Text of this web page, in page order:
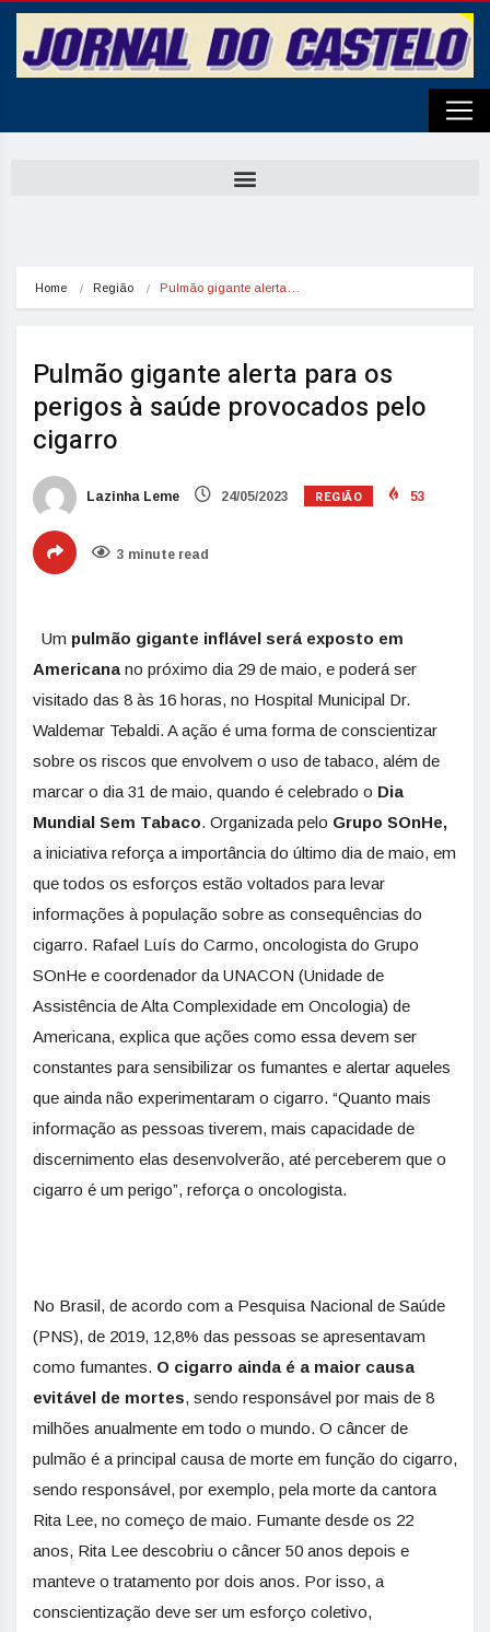
Home Região Pulmão gigante alerta…
Pulmão gigante alerta para os
perigos à saúde provocados pelo
cigarro
Lazinha Leme 24/05/2023 REGIÃO 53
3 minute read
Um pulmão gigante inflável será exposto em
Americana no próximo dia 29 de maio, e poderá ser
visitado das 8 às 16 horas, no Hospital Municipal Dr.
Waldemar Tebaldi. A ação é uma forma de conscientizar
sobre os riscos que envolvem o uso de tabaco, além de
marcar o dia 31 de maio, quando é celebrado o Dia
Mundial Sem Tabaco. Organizada pelo Grupo SOnHe,
a iniciativa reforça a importância do último dia de maio, em
que todos os esforços estão voltados para levar
informações à população sobre as consequências do
cigarro. Rafael Luís do Carmo, oncologista do Grupo
SOnHe e coordenador da UNACON (Unidade de
Assistência de Alta Complexidade em Oncologia) de
Americana, explica que ações como essa devem ser
constantes para sensibilizar os fumantes e alertar aqueles
que ainda não experimentaram o cigarro. “Quanto mais
informação as pessoas tiverem, mais capacidade de
discernimento elas desenvolverão, até perceberem que o
cigarro é um perigo”, reforça o oncologista.
No Brasil, de acordo com a Pesquisa Nacional de Saúde
(PNS), de 2019, 12,8% das pessoas se apresentavam
como fumantes. O cigarro ainda é a maior causa
evitável de mortes, sendo responsável por mais de 8
milhões anualmente em todo o mundo. O câncer de
pulmão é a principal causa de morte em função do cigarro,
sendo responsável, por exemplo, pela morte da cantora
Rita Lee, no começo de maio. Fumante desde os 22
anos, Rita Lee descobriu o câncer 50 anos depois e
manteve o tratamento por dois anos. Por isso, a
conscientização deve ser um esforço coletivo,